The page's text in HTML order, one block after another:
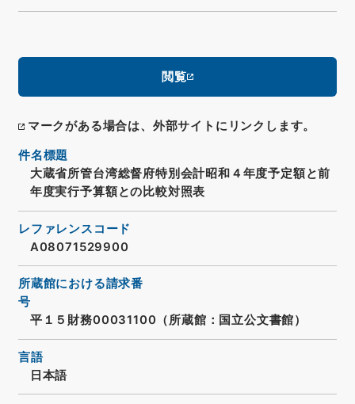
閲覧
マークがある場合は、外部サイトにリンクします。
件名標題
大蔵省所管台湾総督府特別会計昭和４年度予定額と前
年度実行予算額との比較対照表
レファレンスコード
A08071529900
所蔵館における請求番
号
平１５財務00031100（所蔵館：国立公文書館）
言語
日本語